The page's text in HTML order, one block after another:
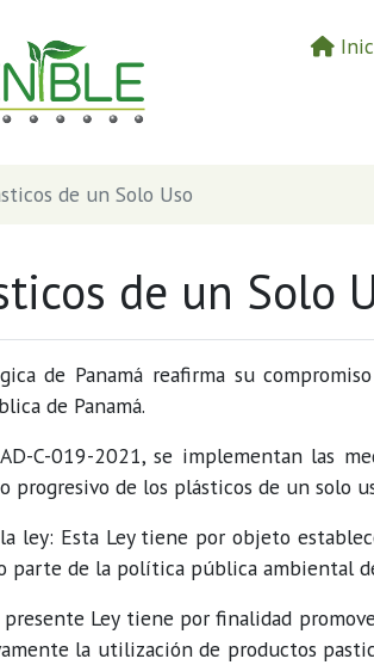
de un Solo Uso
de un Solo
de Panamá reafirma su
de Panamá.
C-019-2021, se implementan las
progresivo de los plásticos de un solo
ley: Esta Ley tiene por objeto
parte de la política pública ambiental
Ley tiene por finalidad
la utilización de productos